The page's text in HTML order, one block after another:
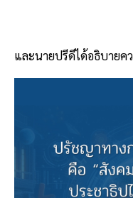
และนายปรีดีได้อธิบายค